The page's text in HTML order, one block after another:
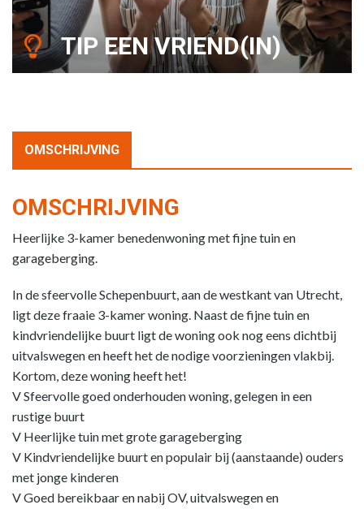
TIP EEN VRIEND(IN)
OMSCHRIJVING
OMSCHRIJVING
Heerlijke 3-kamer benedenwoning met fijne tuin en
garageberging.
In de sfeervolle Schepenbuurt, aan de westkant van Utrecht,
ligt deze fraaie 3-kamer woning. Naast de fijne tuin en
kindvriendelijke buurt ligt de woning ook nog eens dichtbij
uitvalswegen en heeft het de nodige voorzieningen vlakbij.
Kortom, deze woning heeft het!
V Sfeervolle goed onderhouden woning, gelegen in een
rustige buurt
V Heerlijke tuin met grote garageberging
V Kindvriendelijke buurt en populair bij (aanstaande) ouders
met jonge kinderen
V Goed bereikbaar en nabij OV, uitvalswegen en